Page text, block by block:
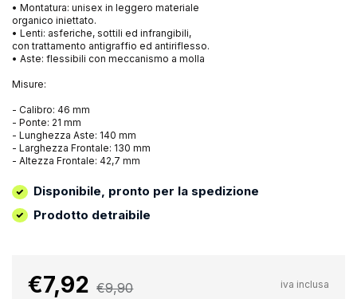
• Montatura: unisex in leggero materiale
organico iniettato.
• Lenti: asferiche, sottili ed infrangibili,
con trattamento antigraffio ed antiriflesso.
• Aste: flessibili con meccanismo a molla
Misure:
- Calibro: 46 mm
- Ponte: 21 mm
- Lunghezza Aste: 140 mm
- Larghezza Frontale: 130 mm
- Altezza Frontale: 42,7 mm
Disponibile, pronto per la spedizione
Prodotto detraibile
€7,92 €9,90 iva inclusa